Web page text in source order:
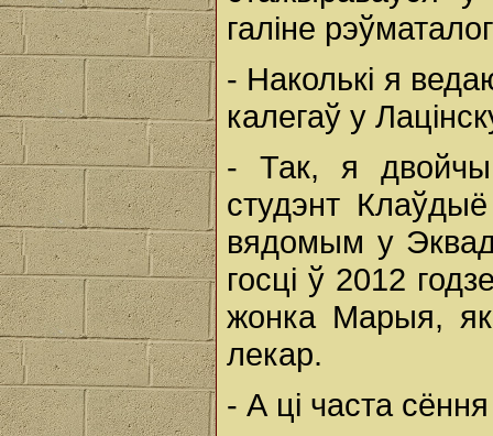
галіне
- Наколькі я
калегаў у
- Так, я
студэнт
вядомым у
госці ў 2012
жонка Марыя,
лекар.
- А ці часта